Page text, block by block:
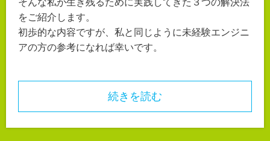
をご紹介します。
初歩的な内容ですが、私と同じように未経験エンジニ
アの方の参考になれば幸いです。
続きを読む